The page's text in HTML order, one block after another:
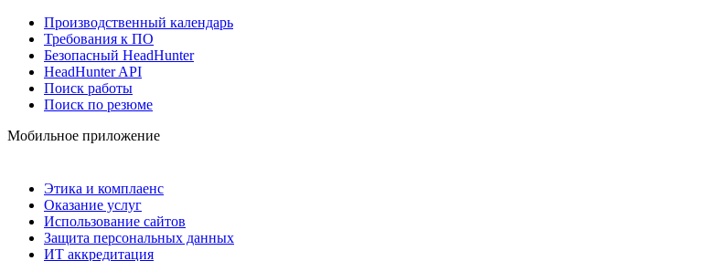
Производственный календарь
Требования к ПО
Безопасный HeadHunter
HeadHunter API
Поиск работы
Поиск по резюме
Мобильное приложение
Этика и комплаенс
Оказание услуг
Использование сайтов
Защита персональных данных
ИТ аккредитация